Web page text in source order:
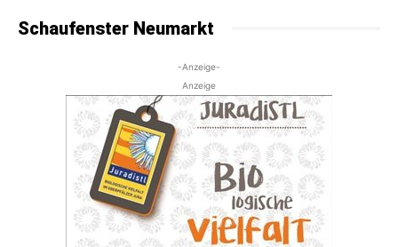
Schaufenster Neumarkt
-Anzeige-
Anzeige